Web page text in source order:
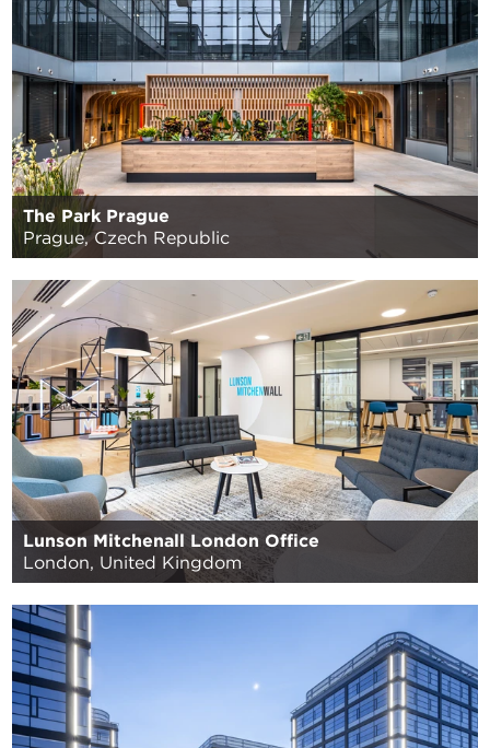
The Park Prague
Prague, Czech Republic
Lunson Mitchenall London Office
London, United Kingdom